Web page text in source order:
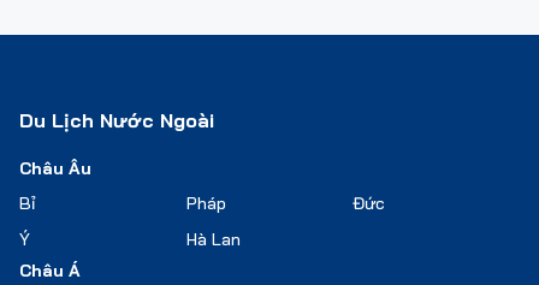
Du Lịch Nước Ngoài
Châu Âu
Bỉ
Pháp
Đức
Ý
Hà Lan
Châu Á